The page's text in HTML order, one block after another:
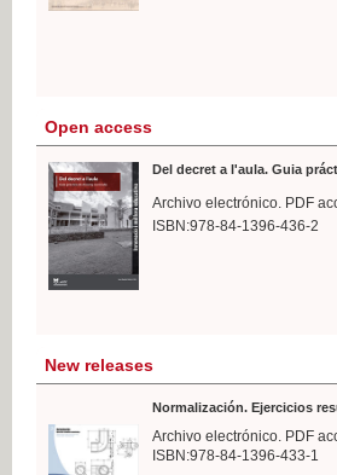
Open access
Del decret a l'aula. Guia
Archivo electrónico. PDF
ISBN:978-84-1396-436-2
New releases
Normalización. Ejercicios
Archivo electrónico. PDF
ISBN:978-84-1396-433-1